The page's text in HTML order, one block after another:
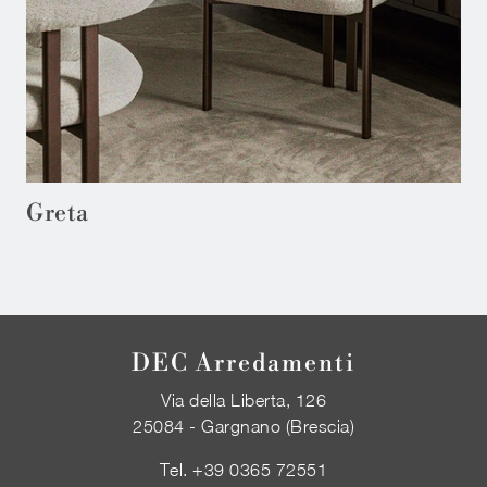
Greta
DEC Arredamenti
Via della Liberta, 126
25084 - Gargnano (Brescia)
Tel.+39 0365 72551